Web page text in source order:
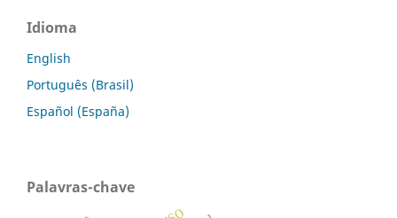
Idioma
English
Português (Brasil)
Español (España)
Palavras-chave